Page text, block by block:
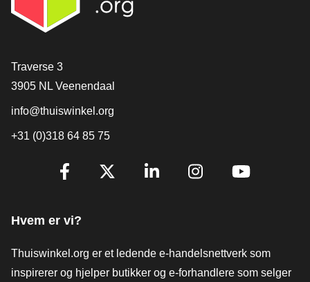
[_General:Contact]
Traverse 3
3905 NL Veenendaal
info@thuiswinkel.org
+31 (0)318 64 85 75
[_General:SocialMediaTitle]
Hvem er vi?
Thuiswinkel.org er et ledende e-handelsnettverk som
inspirerer og hjelper butikker og e-forhandlere som selger